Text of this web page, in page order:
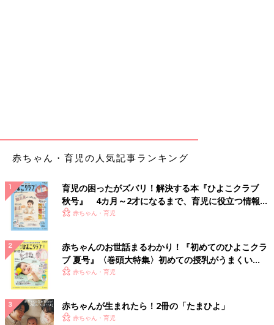
赤ちゃん・育児の人気記事ランキング
育児の困ったがズバリ！解決する本『ひよこクラブ
秋号』 4カ月～2才になるまで、育児に役立つ情報が
いっぱい！
赤ちゃん・育児
赤ちゃんのお世話まるわかり！『初めてのひよこクラ
ブ 夏号』〈巻頭大特集〉初めての授乳がうまくい
く！ おっぱい・ミルクの基本と夏のトラブル 解決テ
赤ちゃん・育児
赤ちゃんが生まれたら！2冊の「たまひよ」
赤ちゃん・育児